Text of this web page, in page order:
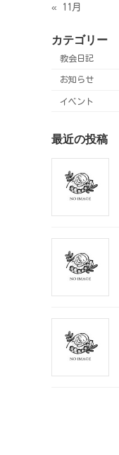
« 11月
カテゴリー
教会日記
お知らせ
イベント
最近の投稿